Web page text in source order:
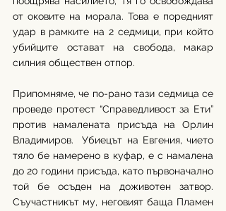
от оковите на морала. Това е поредният
удар в рамките на 2 седмици, при който
убийците остават на свобода, макар
силния обществен отпор.
Припомняме, че по-рано тази седмица се
проведе протест “Справедливост за Ети”
против намалената присъда на Орлин
Владимиров.  Убиецът на Евгения, чието
тяло бе намерено в куфар, е с намалена
до 20 години присъда, като първоначално
той бе осъден на доживотен затвор.
Съучастникът му, неговият баща Пламен